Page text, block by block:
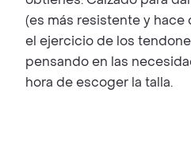
(es más resistente y hace
el ejercicio de los
pensando en las
hora de escoger la talla.